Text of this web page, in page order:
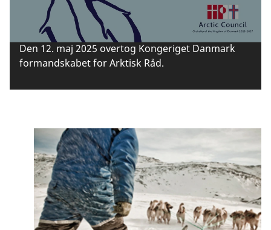
Den 12. maj 2025 overtog Kongeriget Danmark
formandskabet for Arktisk Råd.